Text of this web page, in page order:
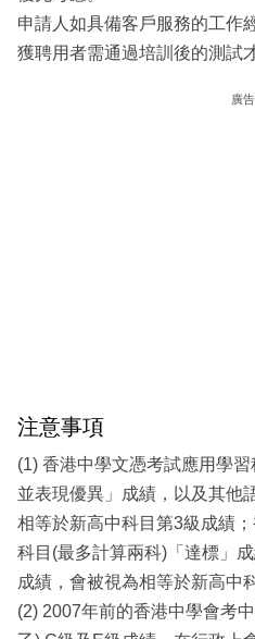
申請人如具備客戶服務的工作
獲聘用者需通過培訓後的測試
廣告
注意事項
(1) 香港中學文憑考試應用學
並表現優異」成績，以及其他
相等於新高中科目第3級成績
科目(最多計算兩科)「達標」
成績，會被視為相等於新高中
(2) 2007年前的香港中學會考